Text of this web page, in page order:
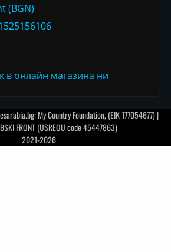
(BGN)
в онлайн магазина ни
My Country Foundation, (EIK 177054677) |
FRONT (USREOU code 45447863)
2021-2026